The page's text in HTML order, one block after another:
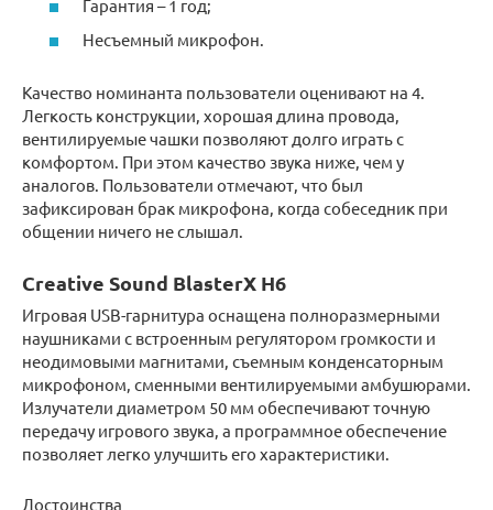
Гарантия – 1 год;
Несъемный микрофон.
Качество номинанта пользователи оценивают на 4.
Легкость конструкции, хорошая длина провода,
вентилируемые чашки позволяют долго играть с
комфортом. При этом качество звука ниже, чем у
аналогов. Пользователи отмечают, что был
зафиксирован брак микрофона, когда собеседник при
общении ничего не слышал.
Creative Sound BlasterX H6
Игровая USB-гарнитура оснащена полноразмерными
наушниками с встроенным регулятором громкости и
неодимовыми магнитами, съемным конденсаторным
микрофоном, сменными вентилируемыми амбушюрами.
Излучатели диаметром 50 мм обеспечивают точную
передачу игрового звука, а программное обеспечение
позволяет легко улучшить его характеристики.
Достоинства